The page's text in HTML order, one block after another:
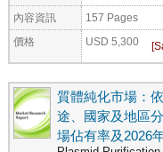
內容資訊 157 Pages
價格 USD 5,300
質體純化市場：
途、國家及地區
場佔有率及2026